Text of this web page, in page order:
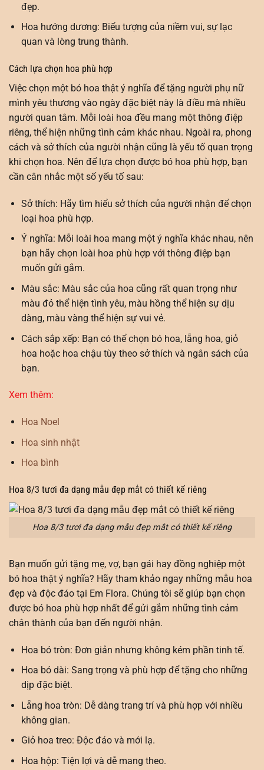
đẹp.
Hoa hướng dương: Biểu tượng của niềm vui, sự lạc
quan và lòng trung thành.
Cách lựa chọn hoa phù hợp
Việc chọn một bó hoa thật ý nghĩa để tặng người phụ nữ
mình yêu thương vào ngày đặc biệt này là điều mà nhiều
người quan tâm. Mỗi loài hoa đều mang một thông điệp
riêng, thể hiện những tình cảm khác nhau. Ngoài ra, phong
cách và sở thích của người nhận cũng là yếu tố quan trọng
khi chọn hoa. Nên để lựa chọn được bó hoa phù hợp, bạn
cần cân nhắc một số yếu tố sau:
Sở thích: Hãy tìm hiểu sở thích của người nhận để chọn
loại hoa phù hợp.
Ý nghĩa: Mỗi loài hoa mang một ý nghĩa khác nhau, nên
bạn hãy chọn loài hoa phù hợp với thông điệp bạn
muốn gửi gắm.
Màu sắc: Màu sắc của hoa cũng rất quan trọng như
màu đỏ thể hiện tình yêu, màu hồng thể hiện sự dịu
dàng, màu vàng thể hiện sự vui vẻ.
Cách sắp xếp: Bạn có thể chọn bó hoa, lẵng hoa, giỏ
hoa hoặc hoa chậu tùy theo sở thích và ngân sách của
bạn.
Xem thêm:
Hoa Noel
Hoa sinh nhật
Hoa bình
Hoa 8/3 tươi đa dạng mẫu đẹp mắt có thiết kế riêng
Hoa 8/3 tươi đa dạng mẫu đẹp mắt có thiết kế riêng
Bạn muốn gửi tặng mẹ, vợ, bạn gái hay đồng nghiệp một
bó hoa thật ý nghĩa? Hãy tham khảo ngay những mẫu hoa
đẹp và độc đáo tại Em Flora. Chúng tôi sẽ giúp bạn chọn
được bó hoa phù hợp nhất để gửi gắm những tình cảm
chân thành của bạn đến người nhận.
Hoa bó tròn: Đơn giản nhưng không kém phần tinh tế.
Hoa bó dài: Sang trọng và phù hợp để tặng cho những
dịp đặc biệt.
Lẵng hoa tròn: Dễ dàng trang trí và phù hợp với nhiều
không gian.
Giỏ hoa treo: Độc đáo và mới lạ.
Hoa hộp: Tiện lợi và dễ mang theo.